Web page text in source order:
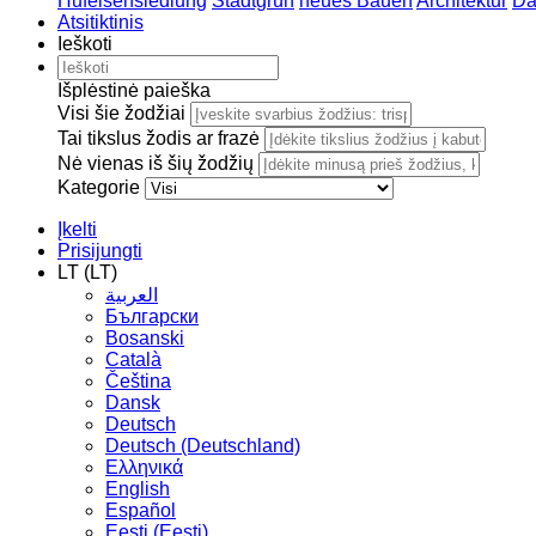
Atsitiktinis
Ieškoti
Išplėstinė paieška
Visi šie žodžiai
Tai tikslus žodis ar frazė
Nė vienas iš šių žodžių
Kategorie
Įkelti
Prisijungti
LT (LT)
العربية
Български
Bosanski
Сatalà
Čeština
Dansk
Deutsch
Deutsch (Deutschland)
Ελληνικά
English
Español
Eesti (Eesti)